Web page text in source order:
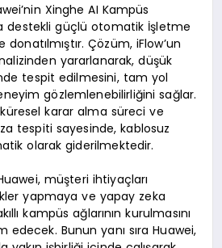
Xinghe AI Kampüs
destekli güçlü otomatik İşletme
donatılmıştır. Çözüm, iFlow’un
yararlanarak, düşük
tespit edilmesini, tam yol
gözlemlenebilirliğini sağlar.
karar alma süreci ve
tespiti sayesinde, kablosuz
olarak giderilmektedir.
müşteri ihtiyaçları
yapmaya ve yapay zeka
kampüs ağlarının kurulmasını
edecek. Bunun yanı sıra Huawei,